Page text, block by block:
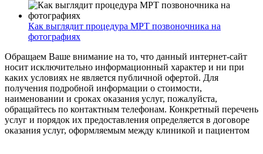
Как выглядит процедура МРТ позвоночника на
фотографиях
Обращаем Ваше внимание на то, что данный интернет-сайт
носит исключительно информационный характер и ни при
каких условиях не является публичной офертой. Для
получения подробной информации о стоимости,
наименовании и сроках оказания услуг, пожалуйста,
обращайтесь по контактным телефонам. Конкретный перечень
услуг и порядок их предоставления определяется в договоре
оказания услуг, оформляемым между клиникой и пациентом